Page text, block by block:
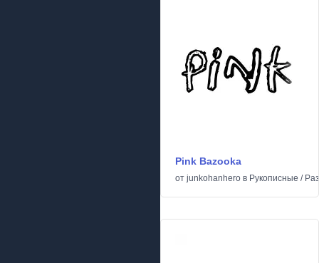
Pink Bazooka
от junkohanhero в Рукописные /